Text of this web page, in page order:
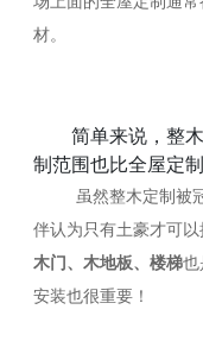
材。
简单来说，整
制范围也比全屋定制
虽然整木定制被
伴认为只有土豪才可
木门、木地板、楼梯也
安装也很重要！